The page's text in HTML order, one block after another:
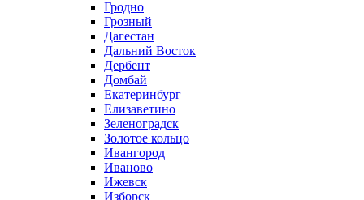
Гродно
Грозный
Дагестан
Дальний Восток
Дербент
Домбай
Екатеринбург
Елизаветино
Зеленоградск
Золотое кольцо
Ивангород
Иваново
Ижевск
Изборск